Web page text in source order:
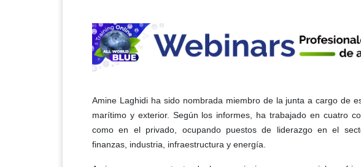
Amine Laghidi ha sido nombrada miembro de la junta a cargo de
marítimo y exterior. Según los informes, ha trabajado en cuatro
como en el privado, ocupando puestos de liderazgo en el
finanzas, industria, infraestructura y energía.